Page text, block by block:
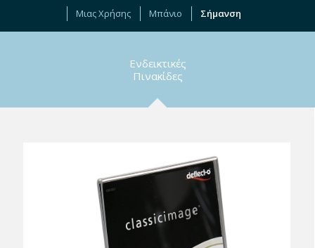
Μιας Χρήσης Μπάνιο Σήμανση
Ενδεικτικές
Πινακίδες